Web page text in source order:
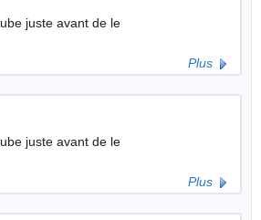
juste avant de le
Plus
juste avant de le
Plus